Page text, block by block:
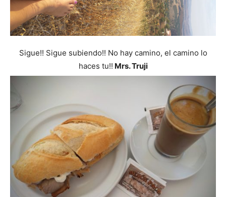
Sigue!! Sigue subiendo!! No hay camino, el camino lo
haces tu!! Mrs. Truji